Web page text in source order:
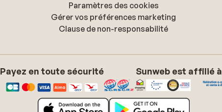
Paramètres des cookies
Gérer vos préférences marketing
Clause de non-responsabilité
Payez en toute sécurité Sunweb est affilié à